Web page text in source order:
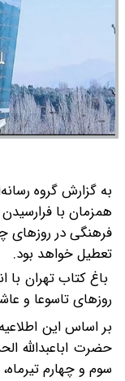
به گزارش گروه
همزمان با
فرهنگی در روزهای
تعطیل خواهد بود.
باغ کتاب تهران با
روزهای تاسوعا و
بر اساس این
حضرت اباعبدالله
سوم و چهارم